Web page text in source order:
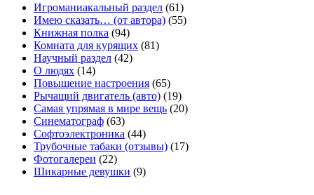
Игроманиакальный раздел (61)
Имею сказать… (от автора) (55)
Книжная полка (94)
Комната для курящих (81)
Научный раздел (42)
О людях (14)
Повышение настроения (65)
Рычащий двигатель (авто) (19)
Самая упрямая в мире вещь (20)
Синематограф (63)
Софтоэлектроника (44)
Трубочные табаки (отзывы) (17)
Фотогалереи (22)
Шикарные девушки (9)